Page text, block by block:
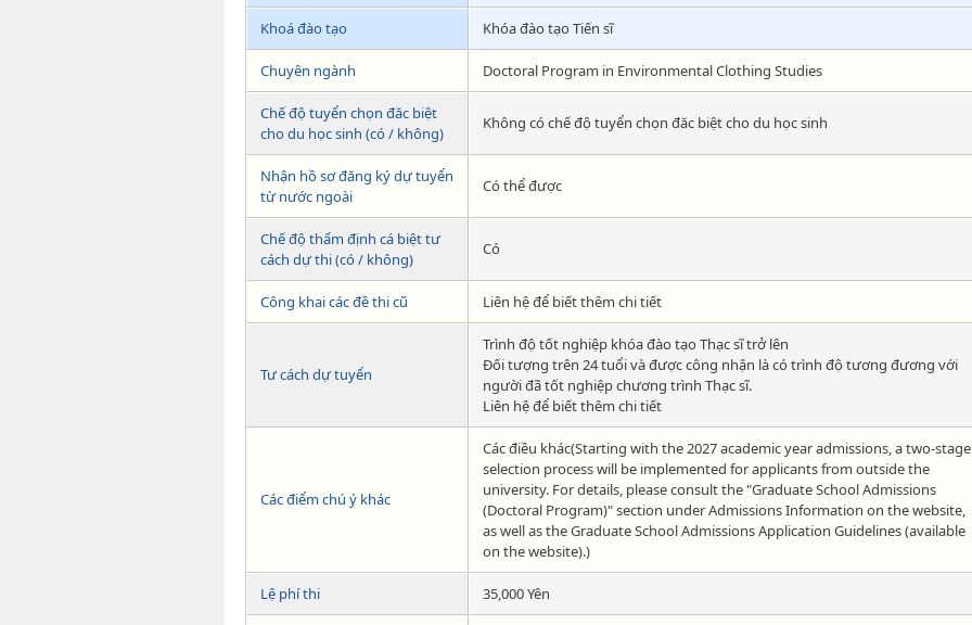
Khoá đào tạo Khóa đào tạo Tiến sĩ
Chuyên ngành Doctoral Program in Environmental Clothing Studies
Chế độ tuyển chọn đăc biệt
cho du học sinh (có / không)
Không có chế độ tuyển chọn đăc biệt cho du học sinh
Nhận hồ sơ đăng ký dự tuyển
từ nước ngoài
Có thể được
Chế độ thẩm định cá biệt tư
cách dự thi (có / không)
Có
Công khai các đề thi cũ Liên hệ để biết thêm chi tiết
Tư cách dự tuyển
Trình độ tốt nghiệp khóa đào tạo Thạc sĩ trở lên
Đối tượng trên 24 tuổi và được công nhận là có trình độ tương đương với
người đã tốt nghiệp chương trình Thạc sĩ.
Liên hệ để biết thêm chi tiết
Các điểm chú ý khác
Các điều khác(Starting with the 2027 academic year admissions, a two-stage
selection process will be implemented for applicants from outside the
university. For details, please consult the "Graduate School Admissions
(Doctoral Program)" section under Admissions Information on the website,
as well as the Graduate School Admissions Application Guidelines (available
on the website).)
Lệ phí thi 35,000 Yên